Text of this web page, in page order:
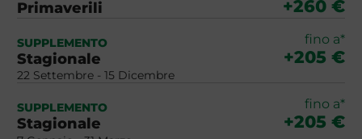
Primaverili +260 €
SUPPLEMENTO
Stagionale
22 Settembre - 15 Dicembre
fino a*
+205 €
SUPPLEMENTO
Stagionale
fino a*
+205 €